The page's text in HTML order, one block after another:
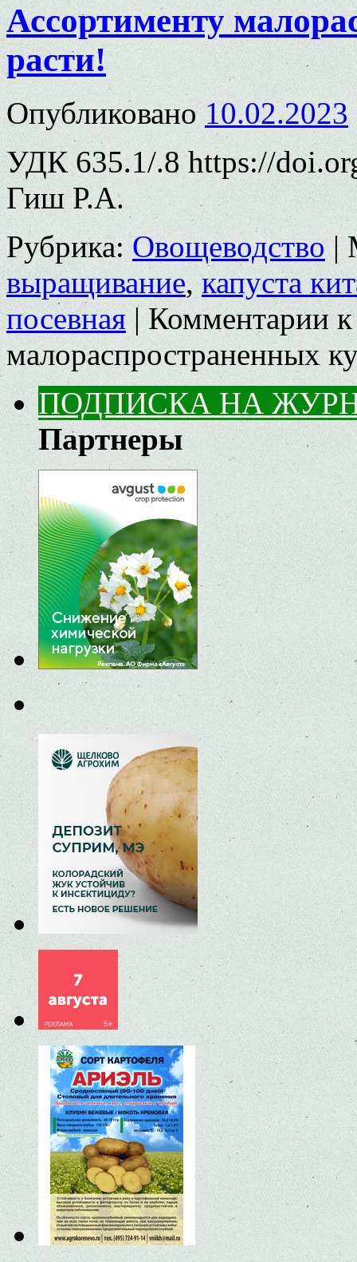
Ассортименту
расти!
Опубликовано 10.02.2023
УДК 635.1/.8 https://
Гиш Р.А.
Рубрика: Овощеводство |
выращивание,капуста
посевная | Комментариик
малораспространенных
ПОДПИСКА НА
Партнеры